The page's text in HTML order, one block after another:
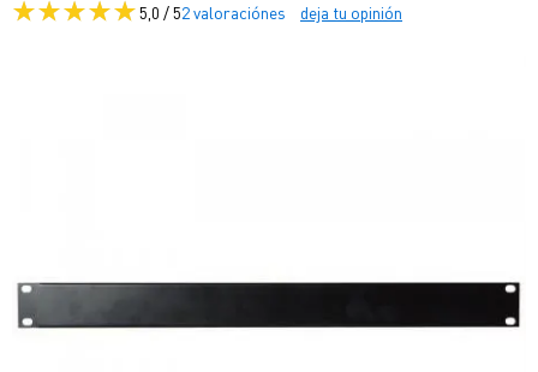
5,0 / 52 valoraciónes deja tu opinión